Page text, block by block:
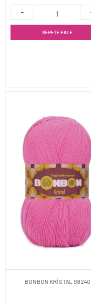
SEPETE EKLE
BONBON KRİSTAL 98240